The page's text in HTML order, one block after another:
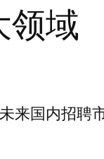
领域
来国内招聘